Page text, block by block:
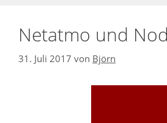
Netatmo und
31. Juli 2017 von Björn